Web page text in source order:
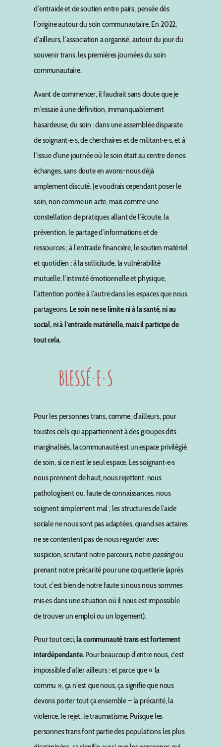
d’entraide et de soutien entre pairs, pensée dès
l’origine autour du soin communautaire. En 2022,
d’ailleurs, l’association a organisé, autour du jour du
souvenir trans, les premières journées du soin
communautaire.
Avant de commencer, il faudrait sans doute que je
m’essaie à une définition, immanquablement
hasardeuse, du soin : dans une assemblée disparate
de soignant·e·s, de cherchaires et de militant·e·s, et à
l’issue d’une journée où le soin était au centre de nos
échanges, sans doute en avons-nous déjà
amplement discuté. Je voudrais cependant poser le
soin, non comme un acte, mais comme une
constellation de pratiques allant de l’écoute, la
prévention, le partage d’informations et de
ressources ; à l’entraide financière, le soutien matériel
et quotidien ; à la sollicitude, la vulnérabilité
mutuelle, l’intimité émotionnelle et physique,
l’attention portée à l’autre dans les espaces que nous
partageons. Le soin ne se limite ni à la santé, ni au
social, ni à l’entraide matérielle, mais il participe de
tout cela.
BLESSÉ·E·S
Pour les personnes trans, comme, d’ailleurs, pour
toustes ciels qui appartiennent à des groupes dits
marginalisés, la communauté est un espace privilégié
de soin, si ce n’est le seul espace. Les soignant·e·s
nous prennent de haut, nous rejettent, nous
pathologisent ou, faute de connaissances, nous
soignent simplement mal ; les structures de l’aide
sociale ne nous sont pas adaptées, quand ses actaires
ne se contentent pas de nous regarder avec
suspicion, scrutant notre parcours, notre passingou
prenant notre précarité pour une coquetterie (après
tout, c’est bien de notre faute si nous nous sommes
mis·es dans une situation où il nous est impossible
de trouver un emploi ou un logement).
Pour tout ceci,la communauté trans est fortement
interdépendante.Pour beaucoup d’entre nous, c’est
impossible d’aller ailleurs : et parce que « la
commu », ça n’est que nous, ça signifie que nous
devons porter tout ça ensemble – la précarité, la
violence, le rejet, le traumatisme. Puisque les
personnes trans font partie des populations les plus